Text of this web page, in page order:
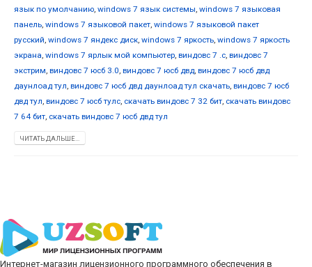
язык по умолчанию, windows 7 язык системы, windows 7 языковая
панель, windows 7 языковой пакет, windows 7 языковой пакет
русский, windows 7 яндекс диск, windows 7 яркость, windows 7 яркость
экрана, windows 7 ярлык мой компьютер, виндовс 7 .с, виндовс 7
экстрим, виндовс 7 юсб 3.0, виндовс 7 юсб двд, виндовс 7 юсб двд
даунлоад тул, виндовс 7 юсб двд даунлоад тул скачать, виндовс 7 юсб
двд тул, виндовс 7 юсб тулс, скачать виндовс 7 32 бит, скачать виндовс
7 64 бит, скачать виндовс 7 юсб двд тул
ЧИТАТЬ ДАЛЬШЕ...
Интернет-магазин лицензионного программного обеспечения в